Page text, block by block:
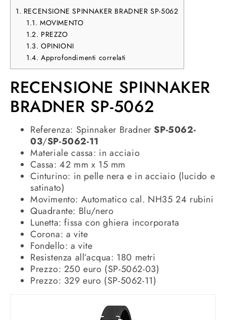
1. RECENSIONE SPINNAKER BRADNER SP-5062
1.1. MOVIMENTO
1.2. PREZZO
1.3. OPINIONI
1.4. Approfondimenti correlati
RECENSIONE SPINNAKER
BRADNER SP-5062
Referenza: Spinnaker BradnerSP-5062-
03/SP-5062-11
Materiale cassa: in acciaio
Cassa: 42 mm x 15 mm
Cinturino: in pelle nera e in acciaio (lucido e
satinato)
Movimento: Automatico cal. NH35 24 rubini
Quadrante: Blu/nero
Lunetta: fissa con ghiera incorporata
Corona: a vite
Fondello: a vite
Resistenza all’acqua: 180 metri
Prezzo: 250 euro (SP-5062-03)
Prezzo: 329 euro (SP-5062-11)